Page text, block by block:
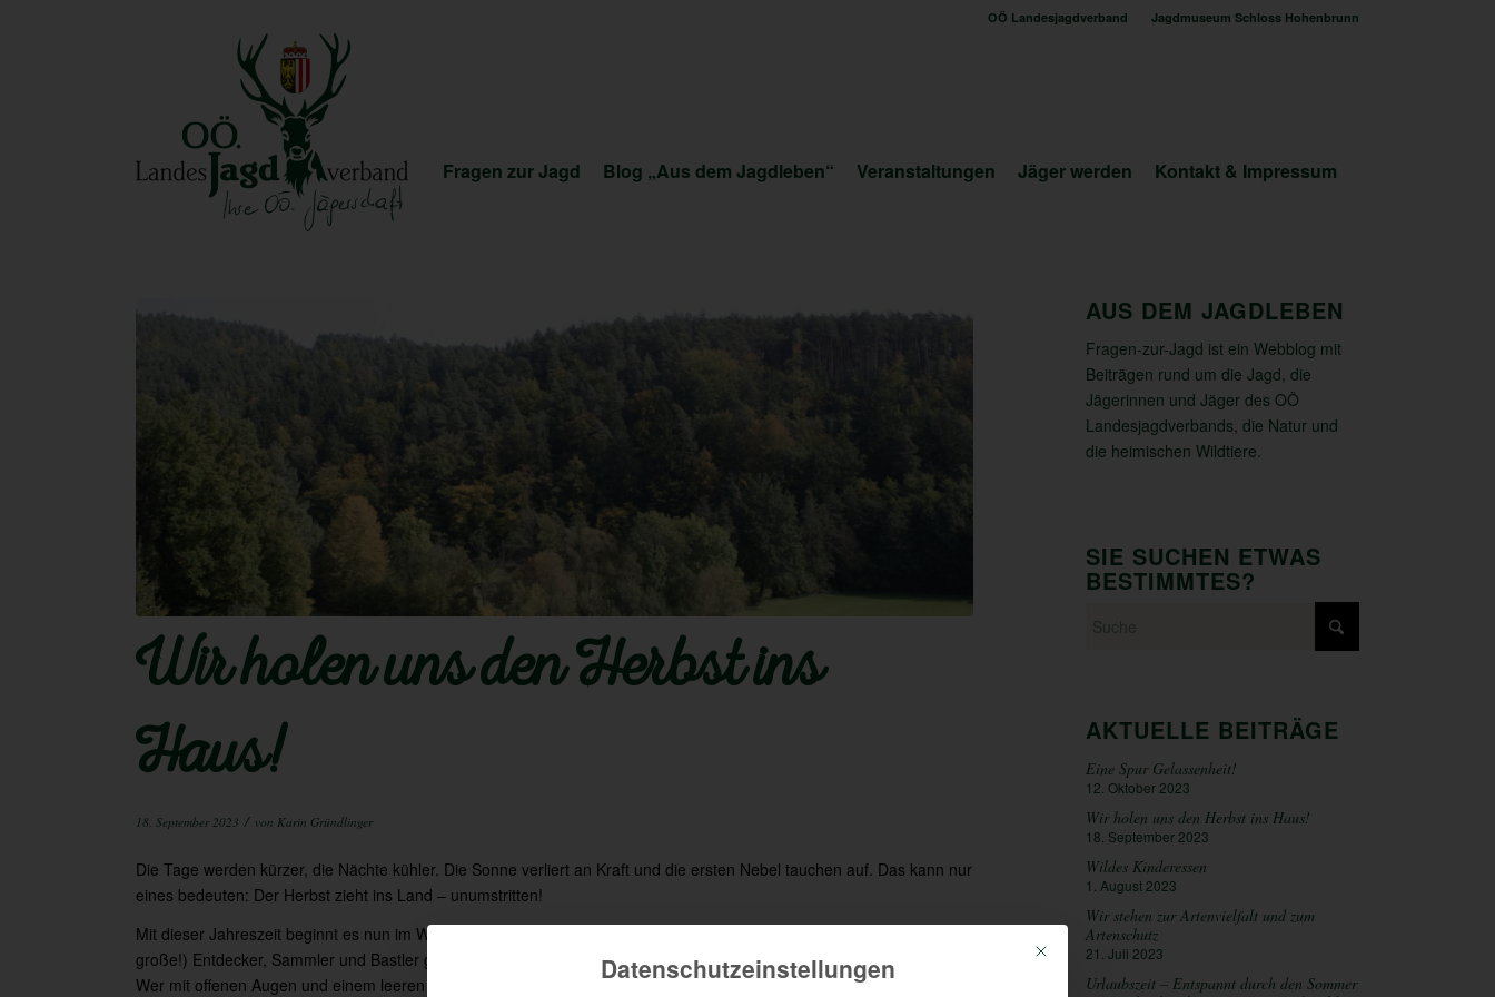
OÖ Landesjagdverband Jagdmuseum Schloss Hohenbrunn
Fragen zur Jagd Blog „Aus dem Jagdleben“ Veranstaltungen Jäger werden Kontakt & Impressum
Wir holen uns den Herbst ins
Haus!
18. September 2023 / von Karin Gründlinger
Die Tage werden kürzer, die Nächte kühler. Die Sonne verliert an Kraft und die ersten Nebel tauchen auf. Das kann nur
eines bedeuten: Der Herbst zieht ins Land – unumstritten!
Mit dieser Jahreszeit beginnt es nun im Wald von Tag zu Tag bunter zu werden. Und nicht nur bunter! Für kleine (und
große!) Entdecker, Sammler und Bastler gibt es jetzt jede Menge spannende und brauchbare Kostbarkeiten zu finden.
Wer mit offenen Augen und einem leeren Körbchen in den Wald geht, kommt garantiert mit reicher Ausbeute zurück,
AUS DEM JAGDLEBEN
Fragen-zur-Jagd ist ein Webblog mit
Beiträgen rund um die Jagd, die
Jägerinnen und Jäger des OÖ
Landesjagdverbands, die Natur und
die heimischen Wildtiere.
SIE SUCHEN ETWAS
BESTIMMTES?
AKTUELLE BEITRÄGE
Eine Spur Gelassenheit!
12. Oktober 2023
Wir holen uns den Herbst ins Haus!
18. September 2023
Wildes Kinderessen
1. August 2023
Wir stehen zur Artenvielfalt und zum
Artenschutz
21. Juli 2023
Urlaubszeit – Entspannt durch den Sommer
Mit diesem Button wird der Dialog geschlossen. Seine Funktionalität ist
Datenschutzeinstellungen